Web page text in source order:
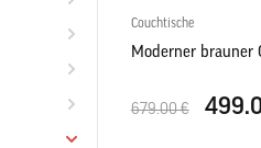
Couchtische
Moderner brauner
679.00 €